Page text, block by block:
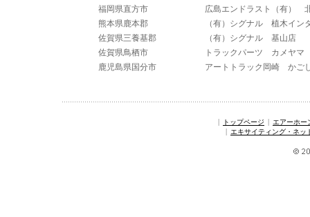
福岡県直方市
広島エンドラスト（有）
熊本県鹿本郡
（有）シグナル 植木イン
佐賀県三養基郡
（有）シグナル 基山店
佐賀県鳥栖市
トラックパーツ カメヤマ
鹿児島県国分市
アートトラック岡崎 かご
| トップページ | エアーホー
| エキサイティング・ネッ